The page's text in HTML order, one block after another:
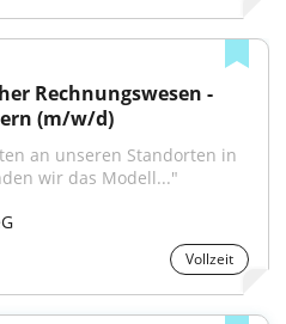
Rechnungswesen -
(m/w/d)
an unseren Standorten in
wir das Modell..."
Vollzeit